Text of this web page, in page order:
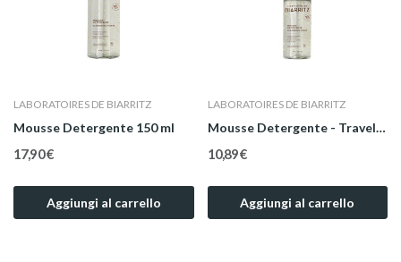
LABORATOIRES DE BIARRITZ
Mousse Detergente 150 ml
17,90 €
Aggiungi al carrello
LABORATOIRES DE BIARRITZ
Mousse Detergente - Travel Size 50 ml
10,89 €
Aggiungi al carrello